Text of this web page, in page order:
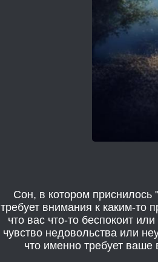
Сон, в котором приснилось
требует внимания к каким-то
что вас что-то беспокоит
чувство недовольства или
что именно требует